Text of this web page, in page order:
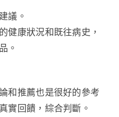
議。
健康狀況和既往病史，
。
和推薦也是很好的參考
實回饋，綜合判斷。